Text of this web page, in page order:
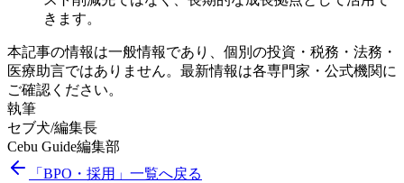
きます。
本記事の情報は一般情報であり、個別の投資・税務・法務・
医療助言ではありません。最新情報は各専門家・公式機関に
ご確認ください。
執筆
セブ犬/編集長
Cebu Guide編集部
「BPO・採用」一覧へ戻る